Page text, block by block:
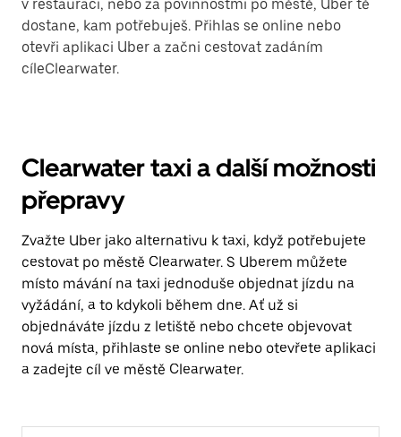
v restauraci, nebo za povinnostmi po městě, Uber tě
dostane, kam potřebuješ. Přihlas se online nebo
otevři aplikaci Uber a začni cestovat zadáním
cíleClearwater.
Clearwater taxi a další možnosti
přepravy
Zvažte Uber jako alternativu k taxi, když potřebujete
cestovat po městě Clearwater. S Uberem můžete
místo mávání na taxi jednoduše objednat jízdu na
vyžádání, a to kdykoli během dne. Ať už si
objednáváte jízdu z letiště nebo chcete objevovat
nová místa, přihlaste se online nebo otevřete aplikaci
a zadejte cíl ve městě Clearwater.